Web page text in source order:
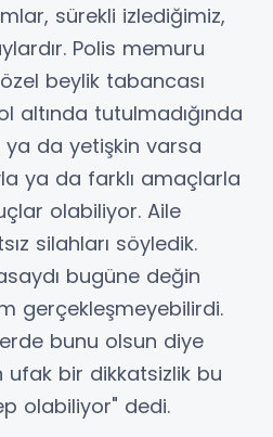
sürekli izlediğimiz,
Polis memuru
beylik tabancası
altında tutulmadığında
da yetişkin varsa
ya da farklı amaçlarla
olabiliyor. Aile
silahları söyledik.
bugüne değin
gerçekleşmeyebilirdi.
bunu olsun diye
bir dikkatsizlik bu
olabiliyor" dedi.